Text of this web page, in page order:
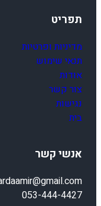
תפריט
מדיניות ופרטיות
תנאי שימוש
אודות
צור קשר
נגישות
בית
אנשי קשר
053-444-4427